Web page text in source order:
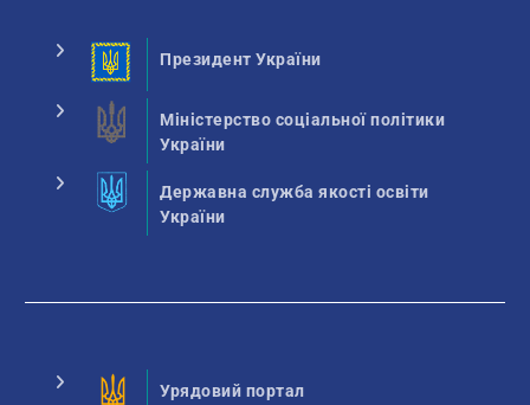
Президент України
Міністерство соціальної політики
України
Державна служба якості освіти
України
Урядовий портал